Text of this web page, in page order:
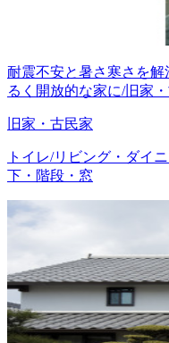
耐震不安と暑さ寒さを
るく開放的な家に/旧家
旧家・古民家
トイレ/リビング・ダイ
下・階段・窓